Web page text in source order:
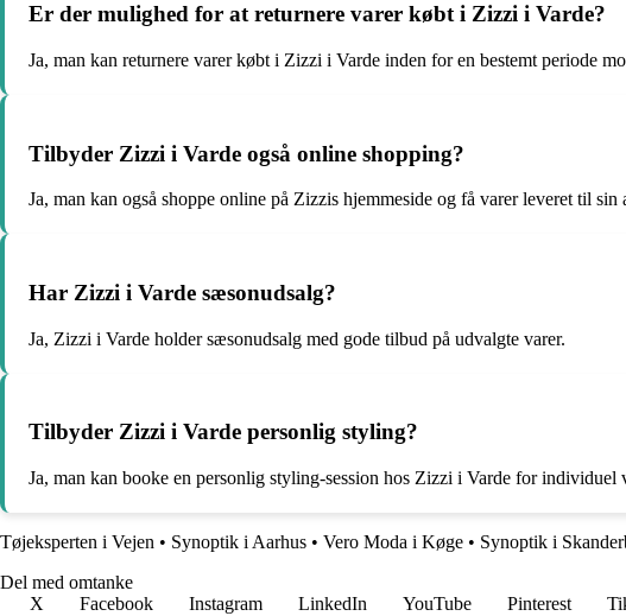
Er der mulighed for at returnere varer købt i Zizzi i Varde?
Ja, man kan returnere varer købt i Zizzi i Varde inden for en bestemt periode
Tilbyder Zizzi i Varde også online shopping?
Ja, man kan også shoppe online på Zizzis hjemmeside og få varer leveret til sin
Har Zizzi i Varde sæsonudsalg?
Ja, Zizzi i Varde holder sæsonudsalg med gode tilbud på udvalgte varer.
Tilbyder Zizzi i Varde personlig styling?
Ja, man kan booke en personlig styling-session hos Zizzi i Varde for
Tøjeksperten i Vejen • Synoptik i Aarhus • Vero Moda i Køge • Synoptik i
Del med omtanke
X
Facebook Instagram LinkedIn YouTube Pinterest